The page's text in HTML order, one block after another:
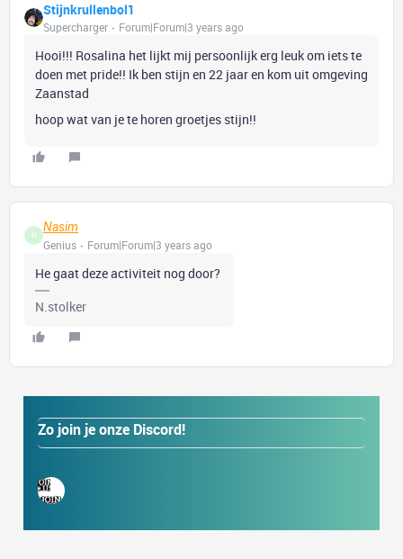
Stijnkrullenbol1
Supercharger Forum|Forum|3 years ago
Hooi!!! Rosalina het lijkt mij persoonlijk erg leuk om iets te
doen met pride!! Ik ben stijn en 22 jaar en kom uit omgeving
Zaanstad
hoop wat van je te horen groetjes stijn!!
N
Nasim
Genius
Forum|Forum|3 years ago
He gaat deze activiteit nog door?
N.stolker
Zo join je onze Discord!